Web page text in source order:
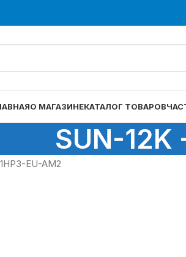
О МАГАЗИНЕКАТАЛОГ ТОВАРОВ
SUN-12K
EU-AM2